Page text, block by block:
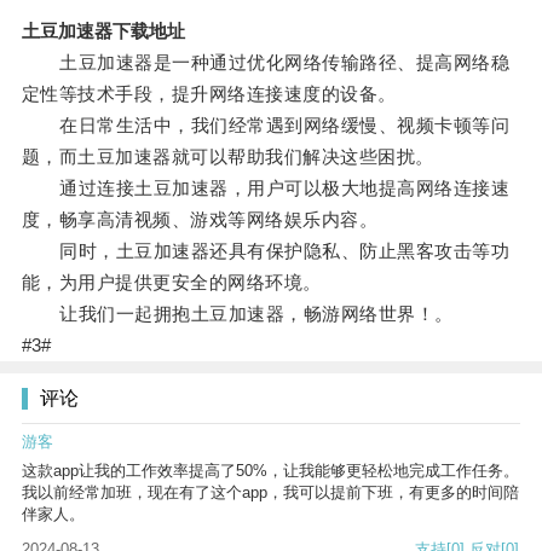
土豆加速器下载地址
土豆加速器是一种通过优化网络传输路径、提高网络稳
定性等技术手段，提升网络连接速度的设备。
在日常生活中，我们经常遇到网络缓慢、视频卡顿等问
题，而土豆加速器就可以帮助我们解决这些困扰。
通过连接土豆加速器，用户可以极大地提高网络连接速
度，畅享高清视频、游戏等网络娱乐内容。
同时，土豆加速器还具有保护隐私、防止黑客攻击等功
能，为用户提供更安全的网络环境。
让我们一起拥抱土豆加速器，畅游网络世界！。
#3#
评论
游客
这款app让我的工作效率提高了50%，让我能够更轻松地完成工作任务。
我以前经常加班，现在有了这个app，我可以提前下班，有更多的时间陪
伴家人。